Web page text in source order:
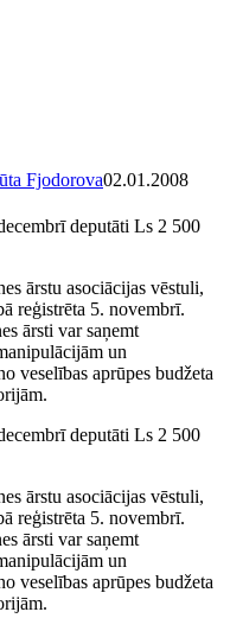
Fjodorova02.01.2008
deputāti Ls 2 500
ārstu asociācijas vēstuli,
reģistrēta 5. novembrī.
ārsti var saņemt
un
veselības aprūpes budžeta
deputāti Ls 2 500
ārstu asociācijas vēstuli,
reģistrēta 5. novembrī.
ārsti var saņemt
un
veselības aprūpes budžeta